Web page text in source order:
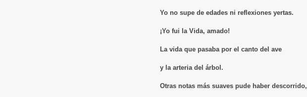
Yo no supe de edades ni reflexiones yertas.
¡Yo fui la Vida, amado!
La vida que pasaba por el canto del ave
y la arteria del árbol.
Otras notas más suaves pude haber descorrido,